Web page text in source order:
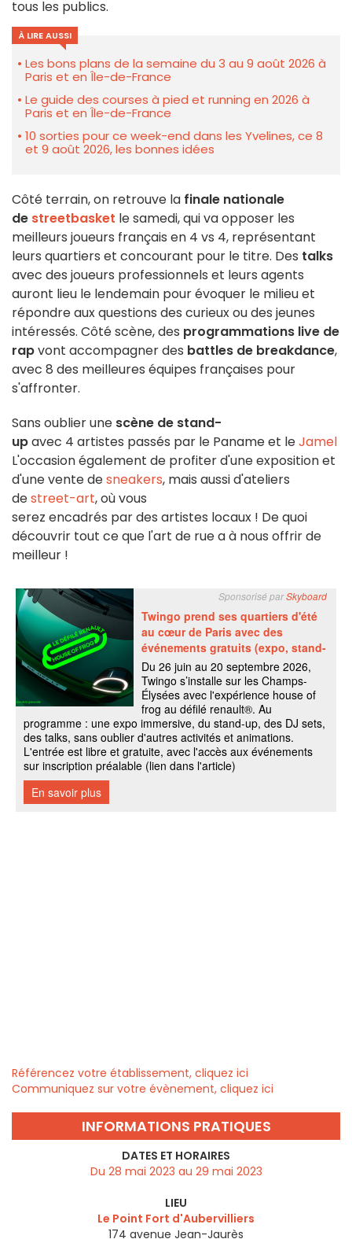
tous les publics.
À LIRE AUSSI
Les bons plans de la semaine du 3 au 9 août 2026 à
Paris et en Île-de-France
Le guide des courses à pied et running en 2026 à
Paris et en Île-de-France
10 sorties pour ce week-end dans les Yvelines, ce 8
et 9 août 2026, les bonnes idées
Côté terrain, on retrouve la finale nationale
de streetbasket le samedi, qui va opposer les
meilleurs joueurs français en 4 vs 4, représentant
leurs quartiers et concourant pour le titre. Des talks
avec des joueurs professionnels et leurs agents
auront lieu le lendemain pour évoquer le milieu et
répondre aux questions des curieux ou des jeunes
intéressés. Côté scène, des programmations live de
rapvont accompagner des battles de breakdance,
avec 8 des meilleures équipes françaises pour
s'affronter.
Sans oublier une scène de stand-
upavec 4 artistes passés par le Paname et leJamel
L'occasion également de profiter d'une exposition et
d'une vente desneakers, mais aussi d'ateliers
destreet-art, où vous
serez encadrés par des artistes locaux ! De quoi
découvrir tout ce que l'art de rue a à nous offrir de
meilleur !
Référencez votre établissement, cliquez ici
Communiquez sur votre évènement, cliquez ici
INFORMATIONS PRATIQUES
DATES ET HORAIRES
Du 28 mai 2023 au 29 mai 2023
LIEU
Le Point Fort d'Aubervilliers
174 avenue Jean-Jaurès